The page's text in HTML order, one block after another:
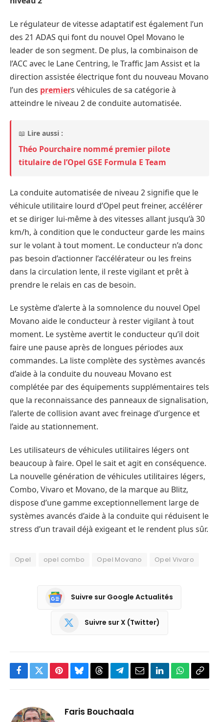
Le régulateur de vitesse adaptatif est également l’un
des 21 ADAS qui font du nouvel Opel Movano le
leader de son segment. De plus, la combinaison de
l’ACC avec le Lane Centring, le Traffic Jam Assist et la
direction assistée électrique font du nouveau Movano
l’un des premiers véhicules de sa catégorie à
atteindre le niveau 2 de conduite automatisée.
📖 Lire aussi :
Théo Pourchaire nommé premier pilote
titulaire de l’Opel GSE Formula E Team
La conduite automatisée de niveau 2 signifie que le
véhicule utilitaire lourd d’Opel peut freiner, accélérer
et se diriger lui-même à des vitesses allant jusqu’à 30
km/h, à condition que le conducteur garde les mains
sur le volant à tout moment. Le conducteur n’a donc
pas besoin d’actionner l’accélérateur ou les freins
dans la circulation lente, il reste vigilant et prêt à
prendre le relais en cas de besoin.
Le système d’alerte à la somnolence du nouvel Opel
Movano aide le conducteur à rester vigilant à tout
moment. Le système avertit le conducteur qu’il doit
faire une pause après de longues périodes aux
commandes. La liste complète des systèmes avancés
d’aide à la conduite du nouveau Movano est
complétée par des équipements supplémentaires tels
que la reconnaissance des panneaux de signalisation,
l’alerte de collision avant avec freinage d’urgence et
l’aide au stationnement.
Les utilisateurs de véhicules utilitaires légers ont
beaucoup à faire. Opel le sait et agit en conséquence.
La nouvelle génération de véhicules utilitaires légers,
Combo, Vivaro et Movano, de la marque au Blitz,
dispose d’une gamme exceptionnellement large de
systèmes avancés d’aide à la conduite qui réduisent le
stress d’un travail déjà exigeant et le rendent plus sûr.
Opel opel combo Opel Movano Opel Vivaro
Suivre sur Google Actualités
Suivre sur X (Twitter)
Facebook
TwitterPinterestBlueskyThreadsPartager
Telegram
EmailLinkedInWhatsApp
Faris Bouchaala